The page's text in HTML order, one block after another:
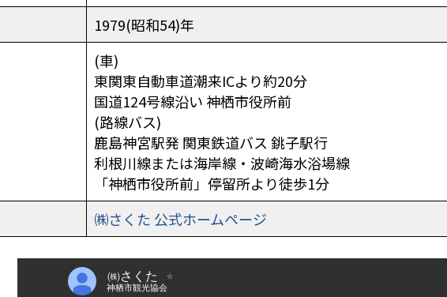
1979(昭和54)年
(車)
東関東自動車道潮来ICより約20分
国道124号線沿い 神栖市役所前
(路線バス)
鹿島神宮駅発 関東鉄道バス 銚子駅行
利根川線または海岸線・波崎海水浴場線
「神栖市役所前」停留所より徒歩1分
㈱さくた 公式ホームページ